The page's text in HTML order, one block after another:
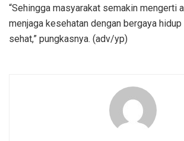
“Sehingga masyarakat semakin mengerti
menjaga kesehatan dengan bergaya hidup
sehat,” pungkasnya. (adv/yp)